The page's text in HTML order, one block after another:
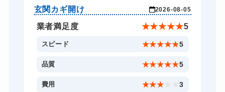
ドアノブカギ開け 10,780円～(税込)
ドアノブカギ交換 11,000円～(税込)
玄関カギ開け 2026-08-05
業者満足度 ★★★★★5
スピード ★★★★★5
品質 ★★★★★5
費用 ★★★ 3